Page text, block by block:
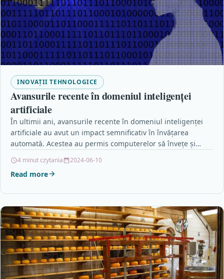
INOVAȚII TEHNOLOGICE
Avansurile recente în domeniul inteligenței
artificiale
În ultimii ani, avansurile recente în domeniul inteligenței
artificiale au avut un impact semnificativ în învățarea
automată. Acestea au permis computerelor să învețe și…
4 minut czytania 2024-06-10
Read more